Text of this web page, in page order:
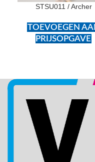
STSU011 / Archer
TOEVOEGEN
PRIJSOPGAVE